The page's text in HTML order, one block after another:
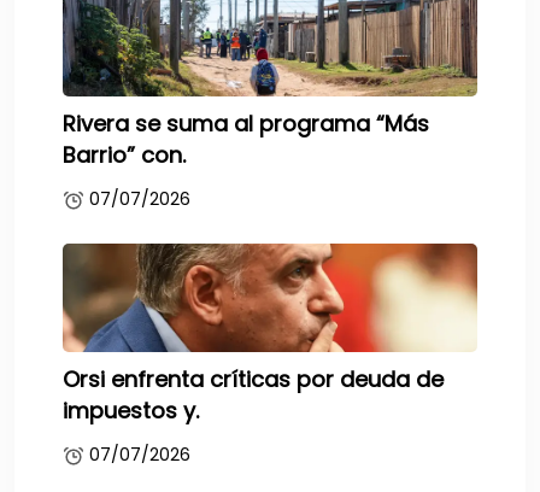
Rivera se suma al programa “Más
Barrio” con.
07/07/2026
Orsi enfrenta críticas por deuda de
impuestos y.
07/07/2026